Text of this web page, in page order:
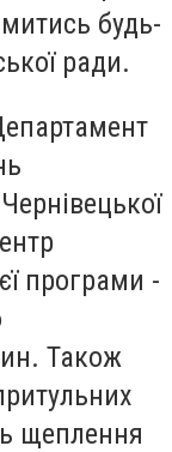
будь-
ради.
програми -
Також
щеплення